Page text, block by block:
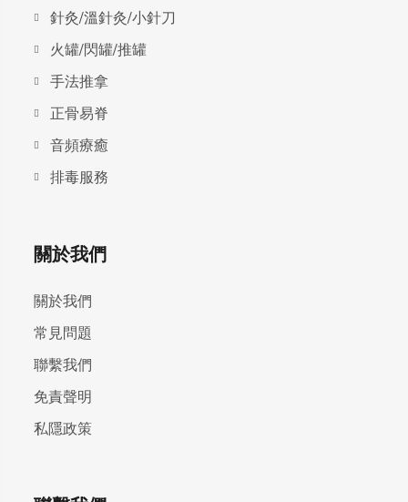
針灸/溫針灸/小針刀
火罐/閃罐/推罐
手法推拿
正骨易脊
⾳頻療癒
排毒服務
關於我們
關於我們
常見問題
聯繫我們
免責聲明
私隱政策